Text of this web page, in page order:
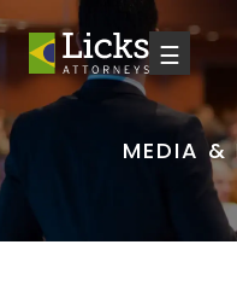
☰
MEDIA &